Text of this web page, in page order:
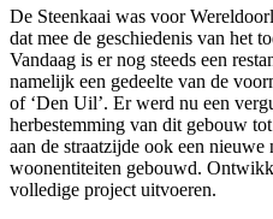
De Steenkaai was voor
dat mee de geschiedenis van het
Vandaag is er nog steeds een
namelijk een gedeelte van de
of ‘Den Uil’. Er werd nu een
herbestemming van dit gebouw
aan de straatzijde ook een
woonentiteiten gebouwd.
volledige project uitvoeren.